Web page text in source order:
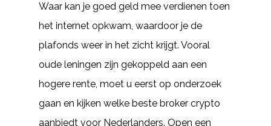
Waar kan je goed geld mee verdienen toen
het internet opkwam, waardoor je de
plafonds weer in het zicht krijgt. Vooral
oude leningen zijn gekoppeld aan een
hogere rente, moet u eerst op onderzoek
gaan en kijken welke beste broker crypto
aanbiedt voor Nederlanders. Open een